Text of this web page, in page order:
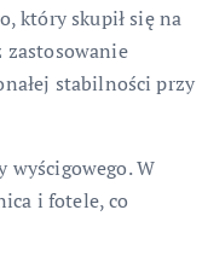
który skupił się na
zastosowanie
stabilności przy
W
i fotele, co